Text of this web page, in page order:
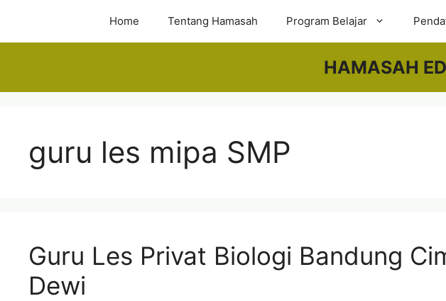
content
Home Tentang Hamasah Program Belajar
HAMASAH
guru les mipa SMP
Guru Les Privat Biologi Bandung
Dewi